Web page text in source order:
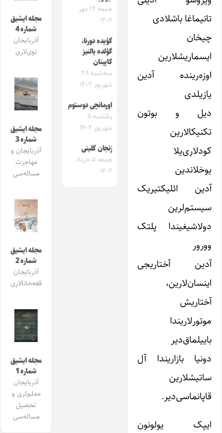
تانیماغا باشلادی
چیخان
ایسماریشلارین
اوزه‌رینده آدین
یازیلدی
دیل و بوتون
تکنیکالارین
کودلاری‌یلا
یوخلاندین
آدین ائلیکتیریک
سیستم‌لرین
دولاشیغیندا پلتک
وورور
آدین آختاریجی
اینسان‌لارین،
آختاریش
موتورلاریندا
باییلماق‌دیر
دونیا بازاریندا آل
ساتیشلارین
قاپانماسی‌دیر.
ایپک یولونون
جمعه ۱۴ مهر
۱۴۰۲
گؤیده دورنا،
گؤلده یالنیز
کاپیتان
سه‌شنبه ۲۸
شهریور ۱۴۰۲
اورمانچی دوستوم
یکشنبه ۵
شهریور ۱۴۰۲
زنجان گلینی
جمعه ۵ خرداد
۱۴۰۲
مجله ایشیق
شماره 4
آذربایجان
توی‌لاری
مجله ایشیق
شماره 3
آذربایجان و
مهاجرت
مساله‌سی
مجله ایشیق
شماره 2
آذربایجان
قفه‌خانالاری
مجله ایشیق
شماره 1
آذربایجان
معلم‌لری و
تحصیل
مساله‌سی